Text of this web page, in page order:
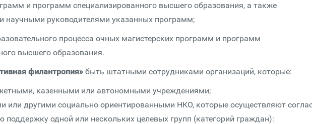
и программ специализированного высшего образования, а также
научными руководителями указанных программ;
процесса очных магистерских программ и программ
высшего образования.
филантропия» быть штатными сотрудниками организаций, которые:
казенными или автономными учреждениями;
или другими социально ориентированными НКО, которые осуществляют
поддержку одной или нескольких целевых групп (категорий граждан):